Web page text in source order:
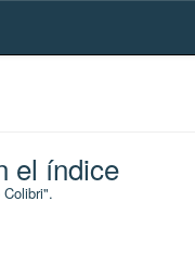
el índice